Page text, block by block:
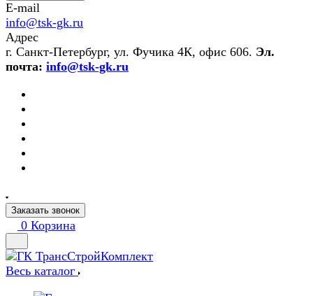
E-mail
info@tsk-gk.ru
Адрес
г. Санкт-Петербург, ул. Фучика 4К, офис 606. Эл.
почта: info@tsk-gk.ru
Заказать звонок
0 Корзина
Весь каталог